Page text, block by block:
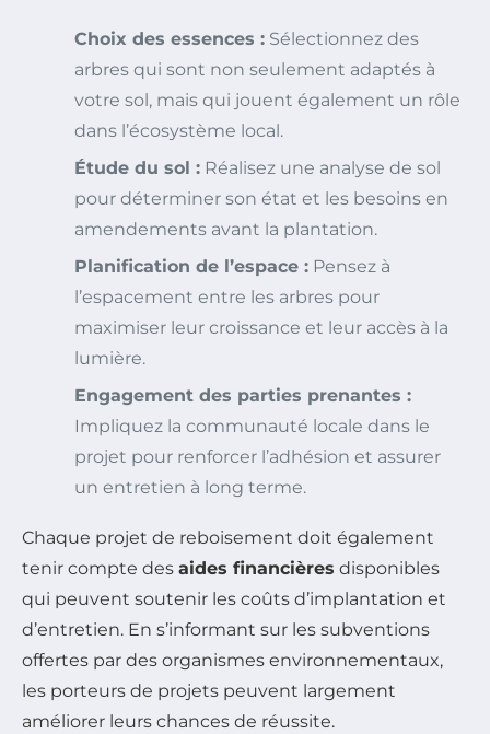
Choix des essences : Sélectionnez des
arbres qui sont non seulement adaptés à
votre sol, mais qui jouent également un rôle
dans l’écosystème local.
Étude du sol : Réalisez une analyse de sol
pour déterminer son état et les besoins en
amendements avant la plantation.
Planification de l’espace : Pensez à
l’espacement entre les arbres pour
maximiser leur croissance et leur accès à la
lumière.
Engagement des parties prenantes :
Impliquez la communauté locale dans le
projet pour renforcer l’adhésion et assurer
un entretien à long terme.
Chaque projet de reboisement doit également
tenir compte des aides financières disponibles
qui peuvent soutenir les coûts d’implantation et
d’entretien. En s’informant sur les subventions
offertes par des organismes environnementaux,
les porteurs de projets peuvent largement
améliorer leurs chances de réussite.